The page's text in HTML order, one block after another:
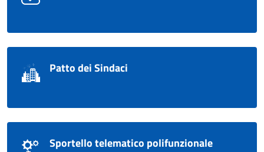
Patto dei Sindaci
Sportello telematico polifunzionale